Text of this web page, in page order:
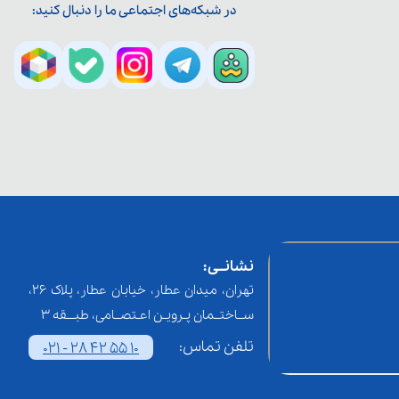
در شبکه‌های اجتماعی ما را دنبال کنید:
نشانــی:
تهران، میدان عطار، خیابان عطار، پلاک 26،
ســاختــمان پـرویـن اعـتصــامی، طبـــقه 3
تلفن تماس: 021 - 28 42 55 10